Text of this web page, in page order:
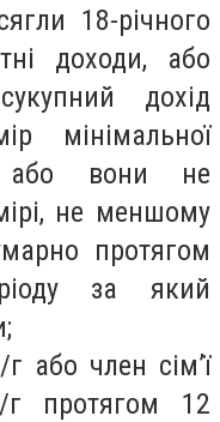
18-річного
доходи, або
дохід
мінімальної
або вони не
не меншому
протягом
за який
або член сім’ї
протягом 12